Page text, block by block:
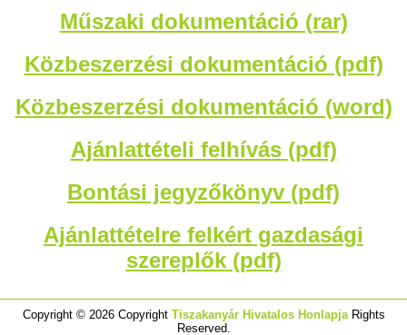
Műszaki dokumentáció (rar)
Közbeszerzési dokumentáció (pdf)
Közbeszerzési dokumentáció (word)
Ajánlattételi felhívás (pdf)
Bontási jegyzőkönyv (pdf)
Ajánlattételre felkért gazdasági
szereplők (pdf)
Copyright © 2026 Copyright Tiszakanyár Hivatalos HonlapjaRights
Reserved.